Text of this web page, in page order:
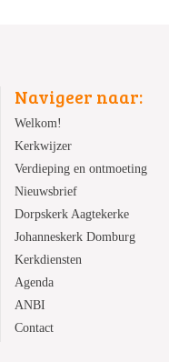
Navigeer naar:
Welkom!
Kerkwijzer
Verdieping en ontmoeting
Nieuwsbrief
Dorpskerk Aagtekerke
Johanneskerk Domburg
Kerkdiensten
Agenda
ANBI
Contact